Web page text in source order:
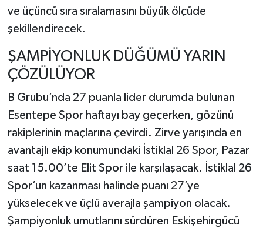
ve üçüncü sıra sıralamasını büyük ölçüde
şekillendirecek.
ŞAMPİYONLUK DÜĞÜMÜ YARIN
ÇÖZÜLÜYOR
B Grubu’nda 27 puanla lider durumda bulunan
Esentepe Spor haftayı bay geçerken, gözünü
rakiplerinin maçlarına çevirdi. Zirve yarışında en
avantajlı ekip konumundaki İstiklal 26 Spor, Pazar
saat 15.00’te Elit Spor ile karşılaşacak. İstiklal 26
Spor’un kazanması halinde puanı 27’ye
yükselecek ve üçlü averajla şampiyon olacak.
Şampiyonluk umutlarını sürdüren Eskişehirgücü